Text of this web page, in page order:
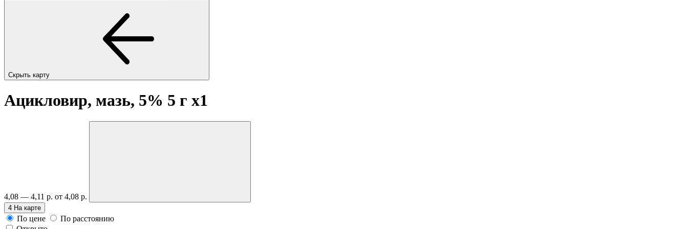
Скрыть карту
Ацикловир, мазь, 5% 5 г x1
4,08 — 4,11 р. от 4,08 р.
4 На карте
По цене
По расстоянию